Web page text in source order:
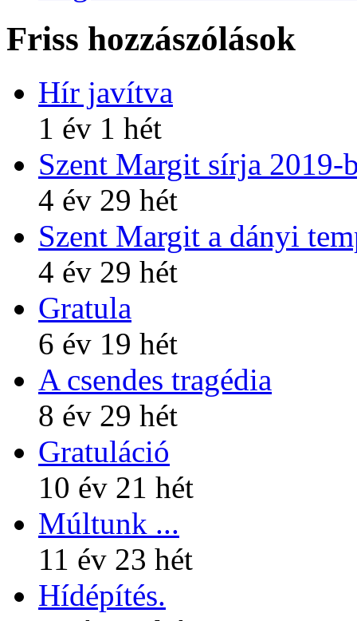
Friss hozzászólások
Hír javítva
1 év 1 hét
Szent Margit sírja 2019-
4 év 29 hét
Szent Margit a dányi
4 év 29 hét
Gratula
6 év 19 hét
A csendes tragédia
8 év 29 hét
Gratuláció
10 év 21 hét
Múltunk ...
11 év 23 hét
Hídépítés.